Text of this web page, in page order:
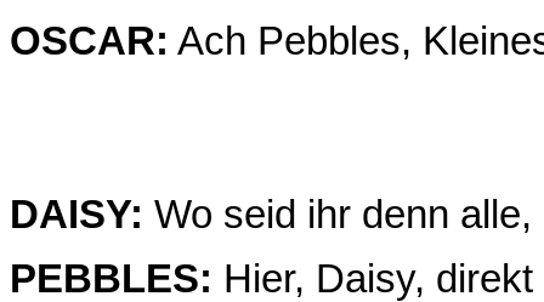
OSCAR: Ach Pebbles,
DAISY: Wo seid ihr denn
PEBBLES: Hier, Daisy,